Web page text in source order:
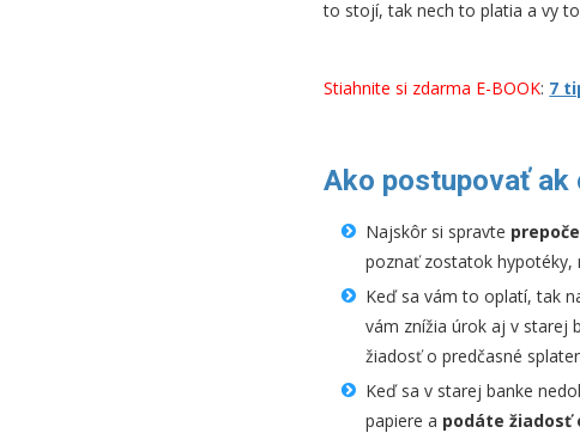
to stojí, tak nech to platia a vy
Stiahnite si zdarma E-BOOK: 7
Ako postupovať ak
Najskôr si spravte
poznať zostatok hypotéky,
Keď sa vám to oplatí, tak
vám znížia úrok aj v starej
žiadosť o predčasné
Keď sa v starej banke
papiere a podáte žiadosť